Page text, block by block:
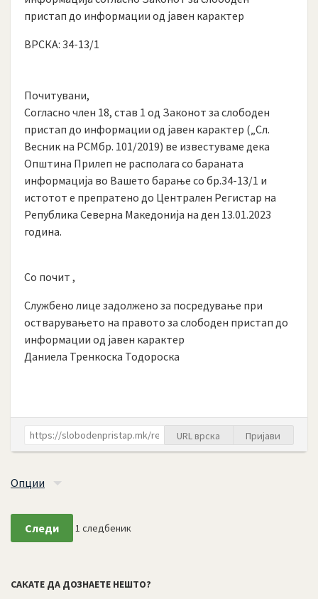
пристап до информации од јавен карактер
ВРСКА: 34-13/1
Почитувани,
Согласно член 18, став 1 од Законот за слободен
пристап до информации од јавен карактер („Сл.
Весник на РСМбр. 101/2019) ве известуваме дека
Општина Прилеп не располага со бараната
информација во Вашето барање со бр.34-13/1 и
истотот е препратено до Централен Регистар на
Република Северна Македонија на ден 13.01.2023
година.
Со почит ,
Службенo лицe задолженo за посредување при
остварувањето на правото за слободен пристап до
информации од јавен карактер
Даниела Тренкоска Тодороска
URL врска Пријави
Опции
Следи 1 следбеник
САКАТЕ ДА ДОЗНАЕТЕ НЕШТО?